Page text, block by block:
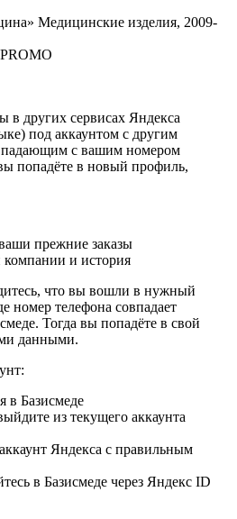
Медицинские изделия, 2009-
в других сервисах Яндекса
под аккаунтом с другим
с вашим номером
попадёте в новый профиль,
прежние заказы
компании и история
что вы вошли в нужный
номер телефона совпадает
Тогда вы попадёте в свой
данными.
в Базисмеде
из текущего аккаунта
Яндекса с правильным
в Базисмеде через Яндекс ID